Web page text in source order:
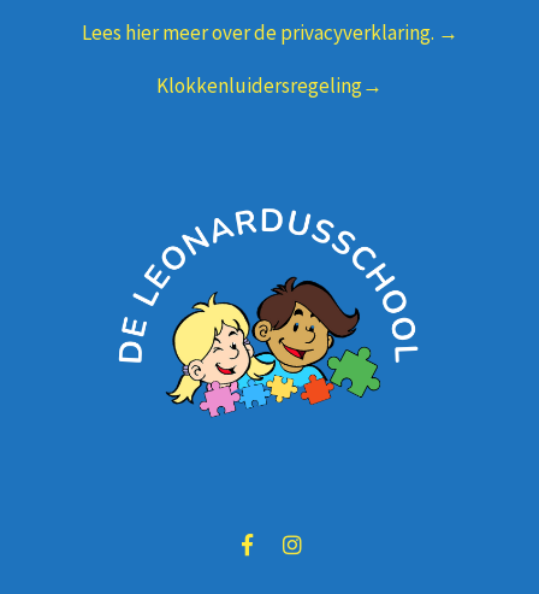
Lees hier meer over de privacyverklaring. →
Klokkenluidersregeling→